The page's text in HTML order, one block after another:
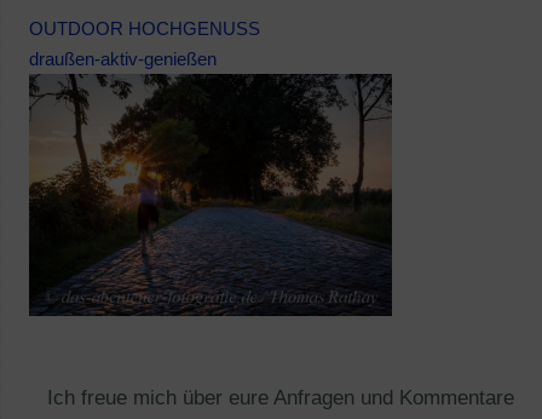
OUTDOOR HOCHGENUSS
draußen-aktiv-genießen
Ich freue mich über eure Anfragen und Kommentare